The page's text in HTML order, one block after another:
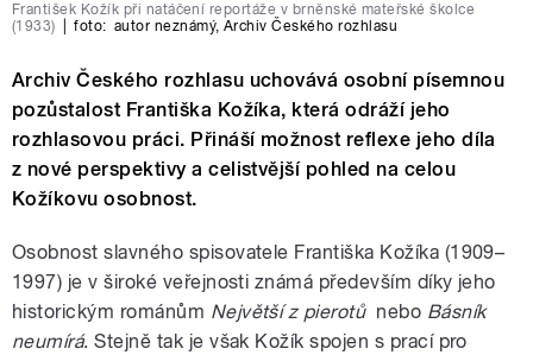
František Kožík při natáčení reportáže v brněnské mateřské školce
(1933)
foto: autor neznámý, Archiv Českého rozhlasu
Archiv Českého rozhlasu uchovává osobní písemnou
pozůstalost Františka Kožíka, která odráží jeho
rozhlasovou práci. Přináší možnost reflexe jeho díla
z nové perspektivy a celistvější pohled na celou
Kožíkovu osobnost.
Osobnost slavného spisovatele Františka Kožíka (1909–
1997) je v široké veřejnosti známá především díky jeho
historickým románům Největší z pierotůnebo Básník
neumírá. Stejně tak je však Kožík spojen s prací pro